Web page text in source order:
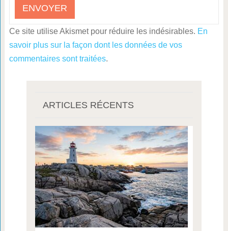
Ce site utilise Akismet pour réduire les indésirables. En
savoir plus sur la façon dont les données de vos
commentaires sont traitées.
ARTICLES RÉCENTS